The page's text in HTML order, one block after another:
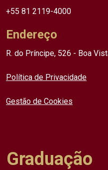
+55 81 2119-4000
Endereço
R. do Príncipe, 526 - Boa
Política de Privacidade
Gestão de Cookies
Graduação